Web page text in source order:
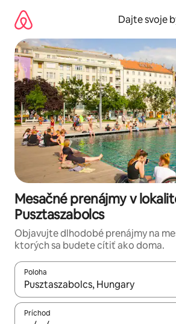
obsah.
Dajte svoje
Mesačné prenájmy v
Pusztaszabolcs
Objavujte dlhodobé prenájmy na
ktorých sa budete cítiť ako doma.
Poloha
Keď budú výsledky k dispozícii,
Príchod